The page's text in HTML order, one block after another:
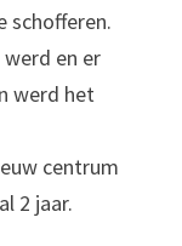
schofferen.
en er
werd het
centrum
2 jaar.